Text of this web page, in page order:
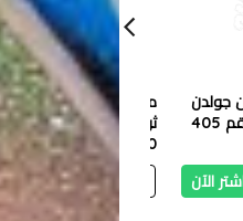
جولدن
الآن
ملمع شفاه جولدن روز
ثري دي ميجا شاين - 5.2
مل - رقم 111
4.400 دب
أضف
اشتر الآن